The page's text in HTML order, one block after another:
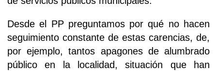
Desde el PP preguntamos por qué no hacen
seguimiento constante de estas carencias, de,
por ejemplo, tantos apagones de alumbrado
público en la localidad, situación que han